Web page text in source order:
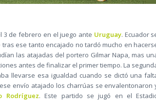
3 de febrero en el juego ante Uruguay. Ecuador
tras ese tanto encajado no tardó mucho en
las atajadas del portero Gilmar Napa, mas
antes de finalizar el primer tiempo. La
llevarse esa igualdad cuando se dictó una
envío atajado los charrúas se envalentonaron
Rodríguez. Este partido se jugó en el